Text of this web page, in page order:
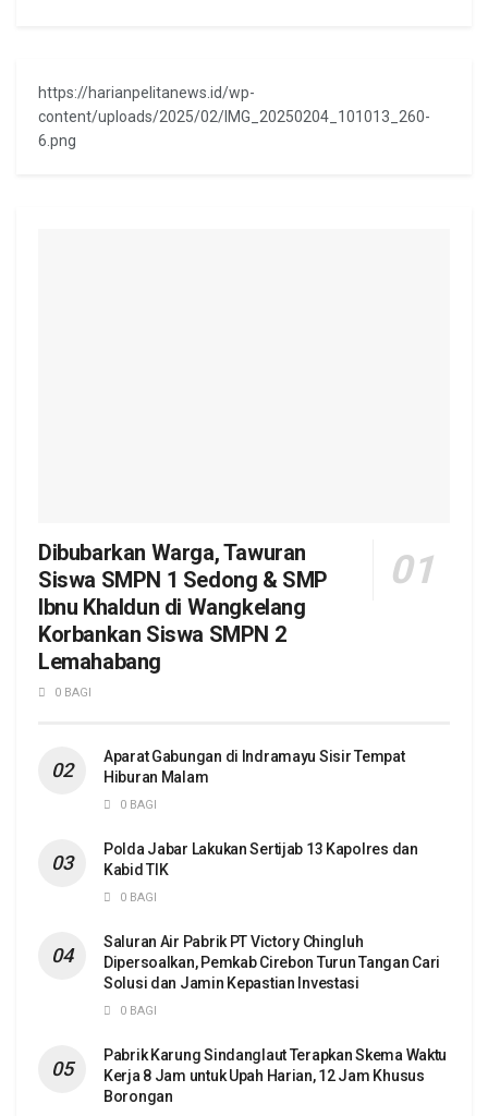
https://harianpelitanews.id/wp-
content/uploads/2025/02/IMG_20250204_101013_260-
6.png
Dibubarkan Warga, Tawuran
Siswa SMPN 1 Sedong & SMP
Ibnu Khaldun di Wangkelang
Korbankan Siswa SMPN 2
Lemahabang
0 BAGI
Aparat Gabungan di Indramayu Sisir Tempat
Hiburan Malam
0 BAGI
Polda Jabar Lakukan Sertijab 13 Kapolres dan
Kabid TIK
0 BAGI
Saluran Air Pabrik PT Victory Chingluh
Dipersoalkan, Pemkab Cirebon Turun Tangan Cari
Solusi dan Jamin Kepastian Investasi
0 BAGI
Pabrik Karung Sindanglaut Terapkan Skema Waktu
Kerja 8 Jam untuk Upah Harian, 12 Jam Khusus
Borongan